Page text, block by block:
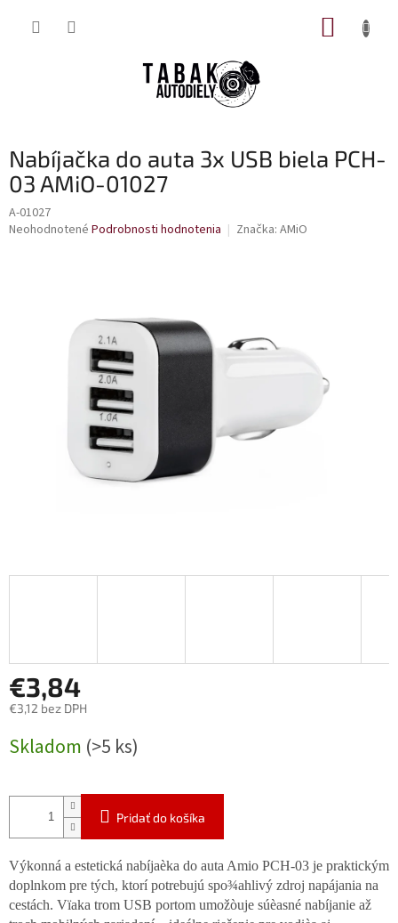
Nabíjačka do auta 3x USB biela PCH-
03 AMiO-01027
A-01027
Priemerné
Neohodnotené Podrobnosti hodnotenia Značka: AMiO
€3,84
€3,12 bez DPH
cena:
Skladom (>5 ks)
Pridať do košíka
Výkonná a estetická nabíjaèka do auta Amio PCH-03 je praktickým
doplnkom pre tých, ktorí potrebujú spo¾ahlivý zdroj napájania na
cestách. Vïaka trom USB portom umožòuje súèasné nabíjanie až